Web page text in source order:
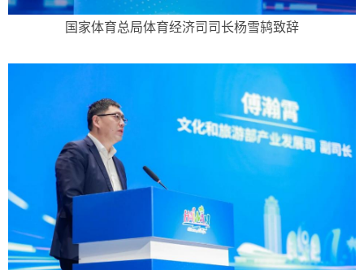
国家体育总局体育经济司司长杨雪鸫致辞